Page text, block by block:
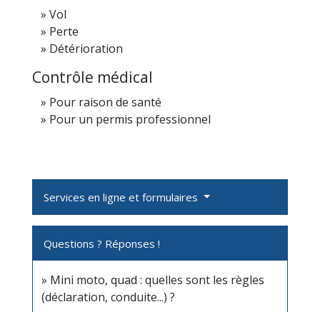
Vol
Perte
Détérioration
Contrôle médical
Pour raison de santé
Pour un permis professionnel
Services en ligne et formulaires
Questions ? Réponses !
Mini moto, quad : quelles sont les règles
(déclaration, conduite...) ?